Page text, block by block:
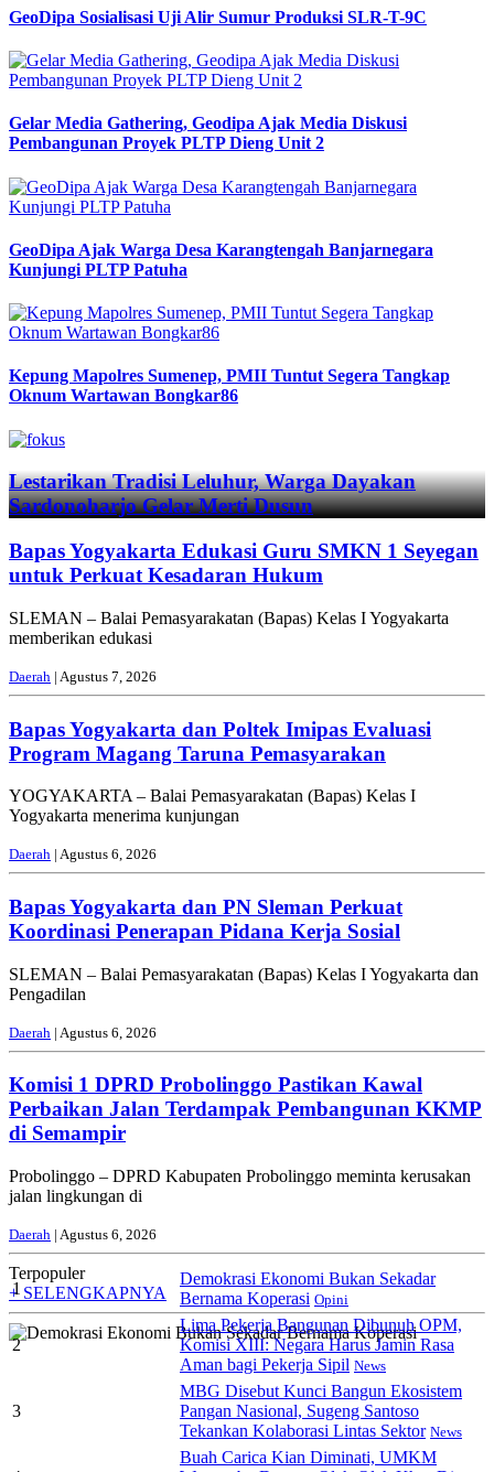
GeoDipa Sosialisasi Uji Alir Sumur Produksi SLR-T-9C
Gelar Media Gathering, Geodipa Ajak Media Diskusi
Pembangunan Proyek PLTP Dieng Unit 2
GeoDipa Ajak Warga Desa Karangtengah Banjarnegara
Kunjungi PLTP Patuha
Kepung Mapolres Sumenep, PMII Tuntut Segera Tangkap
Oknum Wartawan Bongkar86
Previous
Next
Lestarikan Tradisi Leluhur, Warga Dayakan
Sardonoharjo Gelar Merti Dusun
Bapas Yogyakarta Edukasi Guru SMKN 1 Seyegan
untuk Perkuat Kesadaran Hukum
SLEMAN – Balai Pemasyarakatan (Bapas) Kelas I Yogyakarta
memberikan edukasi
Daerah | Agustus 7, 2026
Bapas Yogyakarta dan Poltek Imipas Evaluasi
Program Magang Taruna Pemasyarakan
YOGYAKARTA – Balai Pemasyarakatan (Bapas) Kelas I
Yogyakarta menerima kunjungan
Daerah | Agustus 6, 2026
Bapas Yogyakarta dan PN Sleman Perkuat
Koordinasi Penerapan Pidana Kerja Sosial
SLEMAN – Balai Pemasyarakatan (Bapas) Kelas I Yogyakarta dan
Pengadilan
Daerah | Agustus 6, 2026
Komisi 1 DPRD Probolinggo Pastikan Kawal
Perbaikan Jalan Terdampak Pembangunan KKMP
di Semampir
Probolinggo – DPRD Kabupaten Probolinggo meminta kerusakan
jalan lingkungan di
Daerah | Agustus 6, 2026
Terpopuler
+ SELENGKAPNYA
1
Demokrasi Ekonomi Bukan Sekadar
Bernama Koperasi Opini
2
Lima Pekerja Bangunan Dibunuh OPM,
Komisi XIII: Negara Harus Jamin Rasa
Aman bagi Pekerja Sipil News
3
MBG Disebut Kunci Bangun Ekosistem
Pangan Nasional, Sugeng Santoso
Tekankan Kolaborasi Lintas Sektor News
Buah Carica Kian Diminati, UMKM